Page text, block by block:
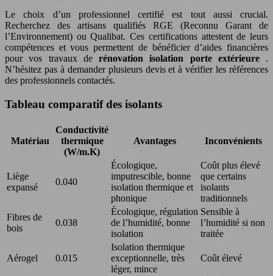
Le choix d’un professionnel certifié est tout aussi crucial.
Recherchez des artisans qualifiés RGE (Reconnu Garant de
l’Environnement) ou Qualibat. Ces certifications attestent de leurs
compétences et vous permettent de bénéficier d’aides financières
pour vos travaux de rénovation isolation porte extérieure .
N’hésitez pas à demander plusieurs devis et à vérifier les références
des professionnels contactés.
Tableau comparatif des isolants
Matériau
Conductivité
thermique
(W/m.K)
Avantages Inconvénients
Liège
expansé
0.040
Écologique,
imputrescible, bonne
isolation thermique et
phonique
Coût plus élevé
que certains
isolants
traditionnels
Fibres de
bois
0.038
Écologique, régulation
de l’humidité, bonne
isolation
Sensible à
l’humidité si non
traitée
Aérogel 0.015
Isolation thermique
exceptionnelle, très
léger, mince
Coût élevé